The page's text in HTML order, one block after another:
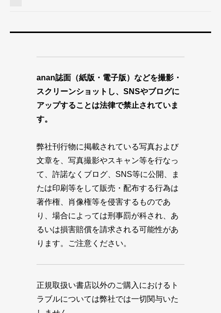
anan誌面（紙版・電子版）などを撮影・
スクリーンショットし、SNSやブログに
アップすることは法律で禁止されていま
す。
弊社刊行物に掲載されている写真および
文章を、写真撮影やスキャン等を行なっ
て、許諾なくブログ、SNS等に公開、ま
たは印刷等をして販売・配布する行為は
著作権、肖像権等を侵害するものであ
り、場合によっては刑事罰が科され、あ
るいは損害賠償を請求される可能性があ
ります。ご注意ください。
正規取扱い書店以外のご購入におけるト
ラブルについては弊社では一切関与いた